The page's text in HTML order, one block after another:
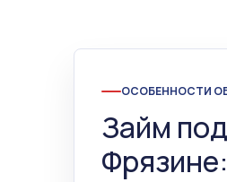
ОСОБЕННОСТИ
Займ